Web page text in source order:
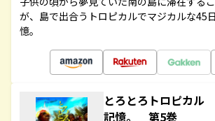
が、島で出合うトロピカルでマジカルな45
憶。
とろとろトロピカル
記憶。 第5巻